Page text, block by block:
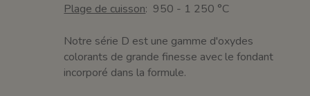
Plage de cuisson: 950 - 1 250 °C
Notre série D est une gamme d'oxydes
colorants de grande finesse avec le fondant
incorporé dans la formule.